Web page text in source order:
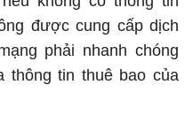
được cung cấp dịch
phải nhanh chóng
thông tin thuê bao của